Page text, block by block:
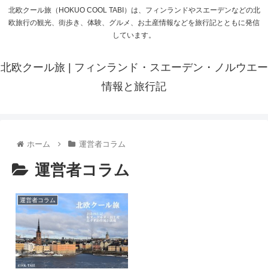
北欧クール旅（HOKUO COOL TABI）は、フィンランドやスエーデンなどの北
欧旅行の観光、街歩き、体験、グルメ、お土産情報などを旅行記とともに発信
しています。
北欧クール旅 | フィンランド・スエーデン・ノルウエー
情報と旅行記
ホーム 運営者コラム
運営者コラム
運営者コラム